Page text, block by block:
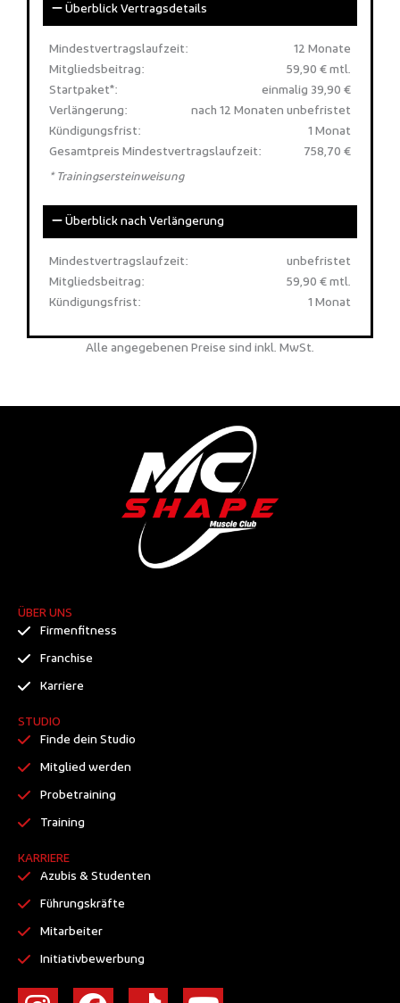
Überblick Vertragsdetails
Mindestvertragslaufzeit:
12 Monate
Mitgliedsbeitrag:
59,90 € mtl.
Startpaket*:
einmalig 39,90 €
Verlängerung:
nach 12 Monaten unbefristet
Kündigungsfrist:
1 Monat
Gesamtpreis Mindestvertragslaufzeit:
758,70 €
* Trainingsersteinweisung
Überblick nach Verlängerung
Mindestvertragslaufzeit:
unbefristet
Mitgliedsbeitrag:
59,90 € mtl.
Kündigungsfrist:
1 Monat
Alle angegebenen Preise sind inkl. MwSt.
ÜBER UNS
Firmenfitness
Franchise
Karriere
STUDIO
Finde dein Studio
Mitglied werden
Probetraining
Training
KARRIERE
Azubis & Studenten
Führungskräfte
Mitarbeiter
Initiativbewerbung